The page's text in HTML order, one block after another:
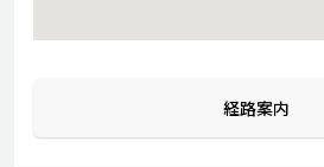
経路案内